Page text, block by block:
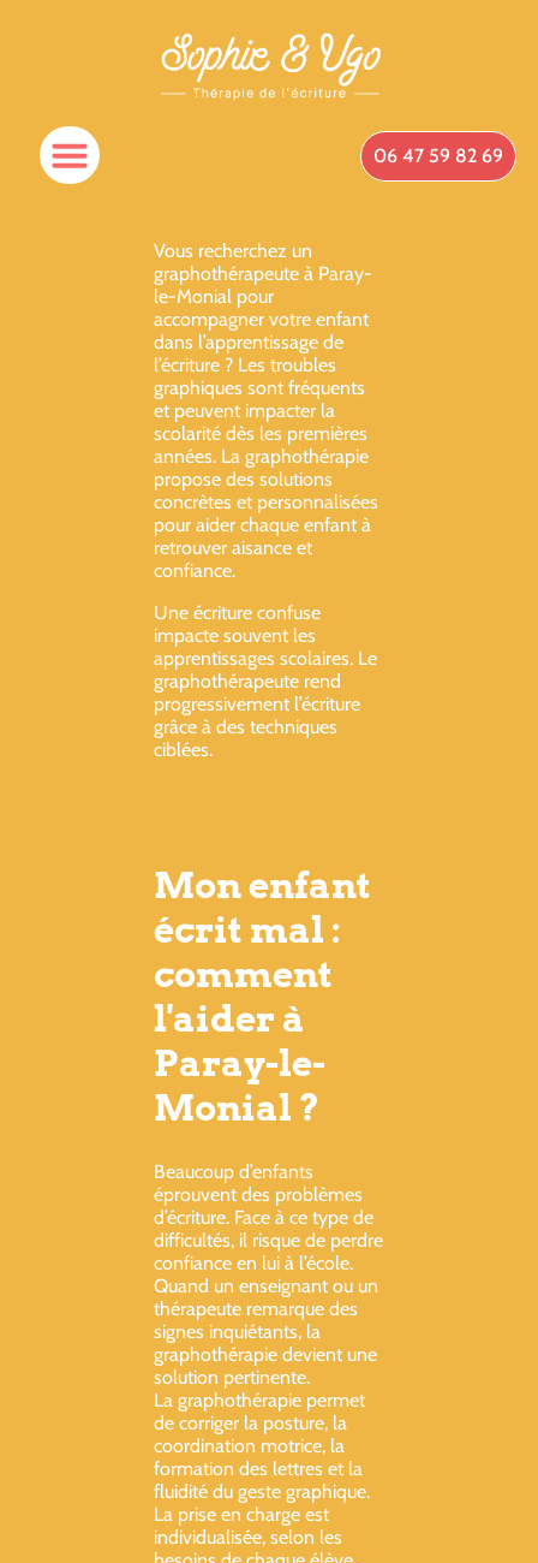
06 47 59 82 69
Vous recherchez un
graphothérapeute à Paray-
le-Monial pour
accompagner votre enfant
dans l’apprentissage de
l’écriture ? Les troubles
graphiques sont fréquents
et peuvent impacter la
scolarité dès les premières
années. La graphothérapie
propose des solutions
concrètes et personnalisées
pour aider chaque enfant à
retrouver aisance et
confiance.
Une écriture confuse
impacte souvent les
apprentissages scolaires. Le
graphothérapeute rend
progressivement l’écriture
grâce à des techniques
ciblées.
Mon enfant
écrit mal :
comment
l'aider à
Paray-le-
Monial ?
Beaucoup d’enfants
éprouvent des problèmes
d’écriture. Face à ce type de
difficultés, il risque de perdre
confiance en lui à l’école.
Quand un enseignant ou un
thérapeute remarque des
signes inquiétants, la
graphothérapie devient une
solution pertinente.
La graphothérapie permet
de corriger la posture, la
coordination motrice, la
formation des lettres et la
fluidité du geste graphique.
La prise en charge est
individualisée, selon les